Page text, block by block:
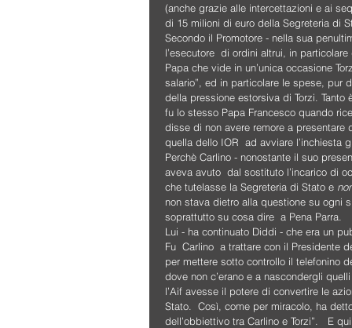
(anche grazie alle intercettazioni e ai
di 15 milioni di euro della Segreteria di
Secondo il Promotore - nella sua
l’esecutore  di ordini altrui, in
Papa che vide in un’unica occasione
salario”, ed in particolare le spese, pur
della pressione estorsiva di Torzi.
fu lo stesso Papa Francesco quando
disse di non avere remore a
quella dello IOR  ad avviare l’inchiesta
Perchè Carlino - nonostante il suo
aveva avuto  dal sostituto l’incarico di
che tutelasse la Segreteria di Stato e
non stava dietro alla questione su ogni
soprattutto su cosa dire  a Pena Parra.
Lui - ha continuato Diddi - che era un
Fu  Carlino  a trattare con il Presidente
per mettere sotto controllo il telefonino
dove non c’erano e a nascondergli
l’Aif avesse il potere di convertire le
Stato.  Così, come per miracolo, ha
dell’obbiettivo tra Carlino e Torzi”.   E